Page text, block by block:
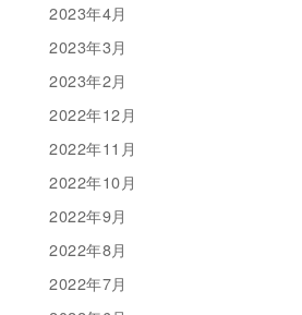
2023年4月
2023年3月
2023年2月
2022年12月
2022年11月
2022年10月
2022年9月
2022年8月
2022年7月